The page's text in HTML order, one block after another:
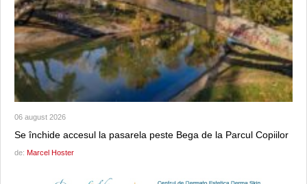
06 august 2026
Se închide accesul la pasarela peste Bega de la Parcul Copiilor
de: Marcel Hoster